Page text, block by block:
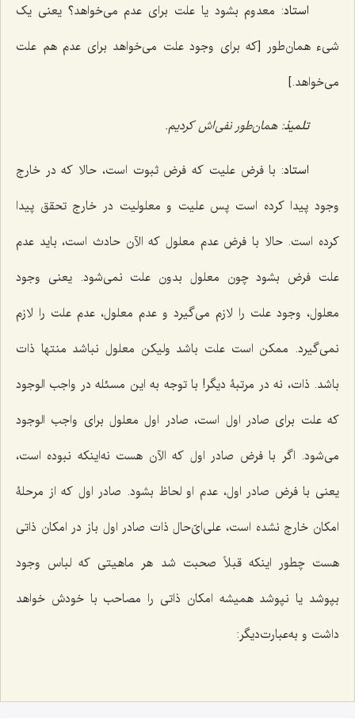
استاد: معدوم بشود یا علت براى عدم مى‌خواهد؟ یعنى یک
شی‌ء همان‌طور [که برای وجود علت می‌خواهد برای عدم هم علت
می‌خواهد.]
تلمیذ: همان‌طور نفى‌اش کردیم.
استاد: با فرض علیت که فرض ثبوت است، حالا که در خارج
وجود پیدا کرده است پس علیت و معلولیت در خارج تحقق پیدا
کرده است. حالا با فرض عدم معلول که الآن حادث است، باید عدم
علت فرض بشود چون معلول بدون علت نمى‌شود. یعنى وجود
معلول، وجود علت را لازم مى‌گیرد و عدم معلول، عدم علت را لازم
نمى‌گیرد. ممکن است علت باشد ولیکن معلول نباشد منتها ذات
باشد. ذات، نه در مرتبۀ دیگر! با توجه به این مسئله در واجب الوجود
که علت براى صادر اول است، صادر اول معلول براى واجب الوجود
مى‌شود. اگر با فرض صادر اول که الآن هست نه‌اینکه نبوده است،
یعنى با فرض صادر اول، عدم او لحاظ بشود. صادر اول که از مرحلۀ
امکان خارج نشده است، على‌اىّ‌حال ذات صادر اول باز در امکان ذاتى
هست چطور اینکه قبلاً صحبت شد هر ماهیتى که لباس وجود
بپوشد یا نپوشد همیشه امکان ذاتى را مصاحب با خودش خواهد
داشت و به‌عبارت‌دیگر: